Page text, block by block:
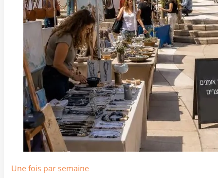
Une fois par semaine